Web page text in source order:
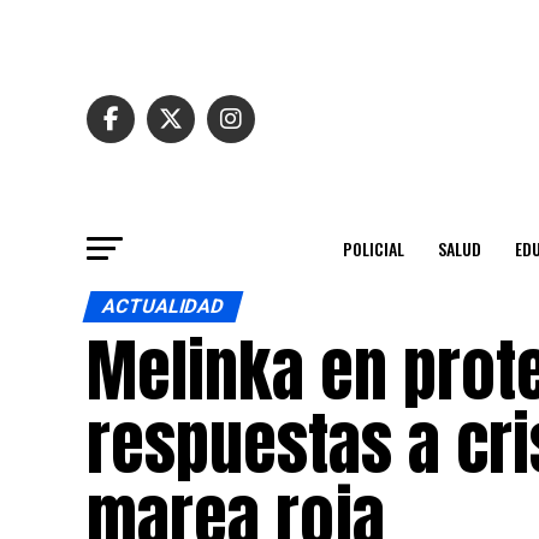
POLICIAL SALUD
ACTUALIDAD
Melinka en
respuestas a
marea roja